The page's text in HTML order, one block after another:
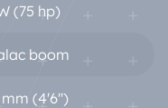
(75 hp)
boom
mm (4'6'')